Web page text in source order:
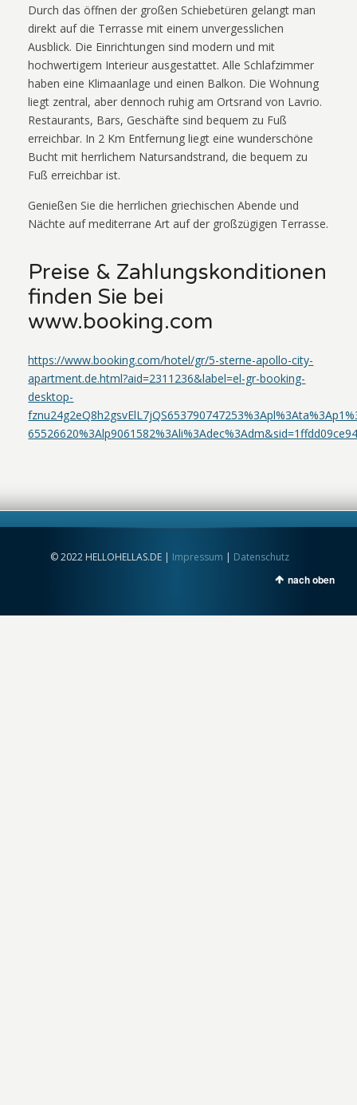
Durch das öffnen der großen Schiebetüren gelangt man
direkt auf die Terrasse mit einem unvergesslichen
Ausblick. Die Einrichtungen sind modern und mit
hochwertigem Interieur ausgestattet. Alle Schlafzimmer
haben eine Klimaanlage und einen Balkon. Die Wohnung
liegt zentral, aber dennoch ruhig am Ortsrand von Lavrio.
Restaurants, Bars, Geschäfte sind bequem zu Fuß
erreichbar. In 2 Km Entfernung liegt eine wunderschöne
Bucht mit herrlichem Natursandstrand, die bequem zu
Fuß erreichbar ist.
Genießen Sie die herrlichen griechischen Abende und
Nächte auf mediterrane Art auf der großzügigen Terrasse.
Preise & Zahlungskonditionen
finden Sie bei
www.booking.com
https://www.booking.com/hotel/gr/5-sterne-apollo-city-
apartment.de.html?aid=2311236&label=el-gr-booking-
desktop-
© 2022 HELLOHELLAS.DE | Impressum | Datenschutz
nach oben